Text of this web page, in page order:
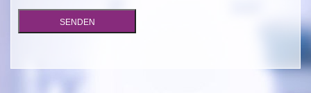
SENDEN